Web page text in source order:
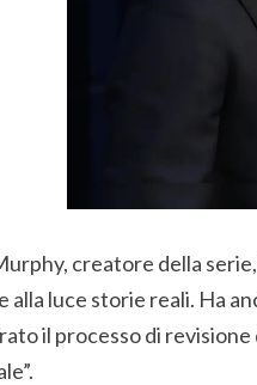
creatore della
alla luce storie reali. Ha
il processo di